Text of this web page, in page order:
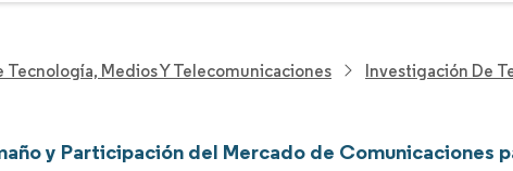
Tecnología, Medios Y Telecomunicaciones Investigación De
y Participación del Mercado de Comunicaciones